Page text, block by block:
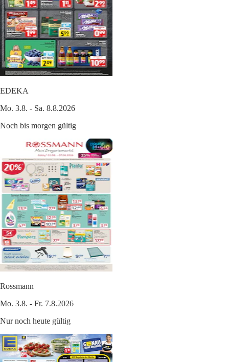
EDEKA
Mo. 3.8. - Sa. 8.8.2026
Noch bis morgen gültig
Rossmann
Mo. 3.8. - Fr. 7.8.2026
Nur noch heute gültig